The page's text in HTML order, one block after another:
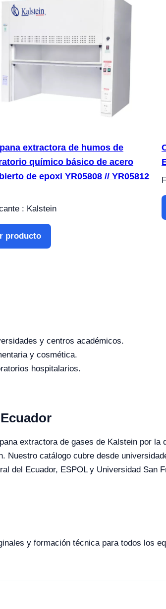
extractora de humos de
químico básico de acero
de epoxi YR05808 // YR05812
: Kalstein
producto
y centros académicos.
y cosmética.
hospitalarios.
extractora de gases de Kalstein por
Nuestro catálogo cubre desde
del Ecuador, ESPOL y Universidad San
y formación técnica para todos los